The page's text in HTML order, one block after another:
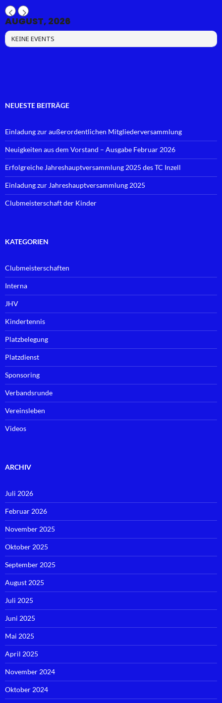
AUGUST, 2026
KEINE EVENTS
NEUESTE BEITRÄGE
Einladung zur außerordentlichen Mitgliederversammlung
Neuigkeiten aus dem Vorstand – Ausgabe Februar 2026
Erfolgreiche Jahreshauptversammlung 2025 des TC Inzell
Einladung zur Jahreshauptversammlung 2025
Clubmeisterschaft der Kinder
KATEGORIEN
Clubmeisterschaften
Interna
JHV
Kindertennis
Platzbelegung
Platzdienst
Sponsoring
Verbandsrunde
Vereinsleben
Videos
ARCHIV
Juli 2026
Februar 2026
November 2025
Oktober 2025
September 2025
August 2025
Juli 2025
Juni 2025
Mai 2025
April 2025
November 2024
Oktober 2024